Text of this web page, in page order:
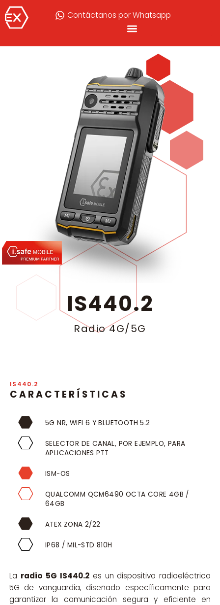
Contáctanos por Whatsapp
IS440.2
Radio 4G/5G
IS440.2
CARACTERÍSTICAS
5G NR, WIFI 6 Y BLUETOOTH 5.2
SELECTOR DE CANAL, POR EJEMPLO, PARA
APLICACIONES PTT
ISM-OS
QUALCOMM QCM6490 OCTA CORE 4GB /
64GB
ATEX ZONA 2/22
IP68 / MIL-STD 810H
La radio 5G IS440.2es un dispositivo radioeléctrico
5G de vanguardia, diseñado específicamente para
garantizar la comunicación segura y eficiente en